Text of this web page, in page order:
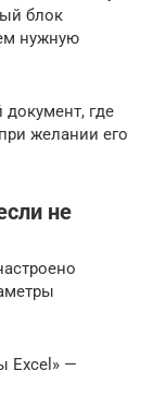
блок
нужную
документ, где
желании его
не
Excel» —